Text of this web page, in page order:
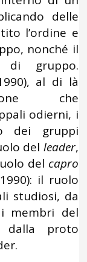
delle
l’ordine e
nonché il
di gruppo.
al di là
che
odierni, i
dei gruppi
del leader,
del capro
il ruolo
studiosi, da
membri del
dalla proto